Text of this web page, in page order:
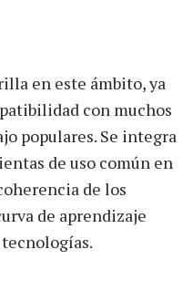
en este ámbito, ya
con muchos
populares. Se integra
de uso común en
de los
de aprendizaje